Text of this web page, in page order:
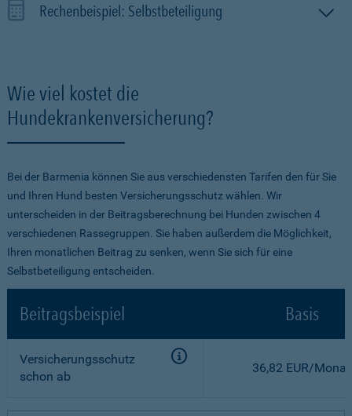
Rechenbeispiel: Selbstbeteiligung
Wie viel kostet die
Hundekrankenversicherung?
Bei der Barmenia können Sie aus verschiedensten Tarifen den für Sie
und Ihren Hund besten Versicherungsschutz wählen. Wir
unterscheiden in der Beitragsberechnung bei Hunden zwischen 4
verschiedenen Rassegruppen. Sie haben außerdem die Möglichkeit,
Ihren monatlichen Beitrag zu senken, wenn Sie sich für eine
Selbstbeteiligung entscheiden.
Beitragsbeispiel Basis
Versicherungsschutz
schon ab
36,82 EUR/Monat